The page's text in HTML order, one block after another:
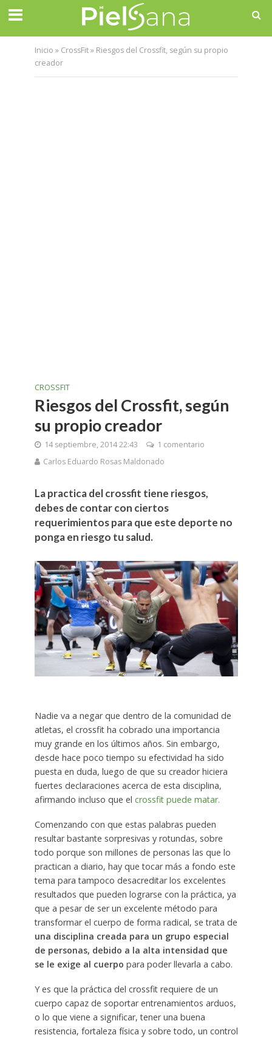
Inicio » CrossFit» Riesgos del Crossfit, según su propio
creador
CROSSFIT
Riesgos del Crossfit, según
su propio creador
14 septiembre, 2014 22:43
1 comentario
Carlos Eduardo Rosas Maldonado
La practica del crossfit tiene riesgos,
debes de contar con ciertos
requerimientos para que este deporte no
ponga en riesgo tu salud.
Nadie va a negar que dentro de la comunidad de
atletas, el crossfit ha cobrado una importancia
muy grande en los últimos años. Sin embargo,
desde hace poco tiempo su efectividad ha sido
puesta en duda, luego de que su creador hiciera
fuertes declaraciones acerca de esta disciplina,
afirmando incluso que el crossfit puede matar.
Comenzando con que estas palabras pueden
resultar bastante sorpresivas y rotundas, sobre
todo porque son millones de personas las que lo
practican a diario, hay que tocar más a fondo este
tema para tampoco desacreditar los excelentes
resultados que pueden lograrse con la práctica, ya
que a pesar de ser un excelente método para
transformar el cuerpo de forma radical, se trata de
una disciplina creada para un grupo especial
de personas, debido a la alta intensidad que
se le exige al cuerpo para poder llevarla a cabo.
Y es que la práctica del crossfit requiere de un
cuerpo capaz de soportar entrenamientos arduos,
o lo que viene a significar, tener una buena
resistencia, fortaleza física y sobre todo, un control